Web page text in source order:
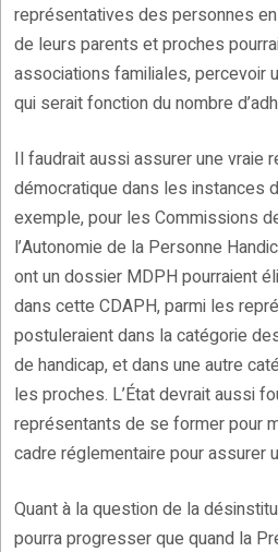
représentatives des personnes
de leurs parents et proches
associations familiales, percevoir
qui serait fonction du nombre
Il faudrait aussi assurer une vraie
démocratique dans les instances
exemple, pour les Commissions
l’Autonomie de la Personne
ont un dossier MDPH pourraient
dans cette CDAPH, parmi les
postuleraient dans la catégorie
de handicap, et dans une autre
les proches. L’État devrait aussi
représentants de se former pour
cadre réglementaire pour assurer
Quant à la question de la
pourra progresser que quand la